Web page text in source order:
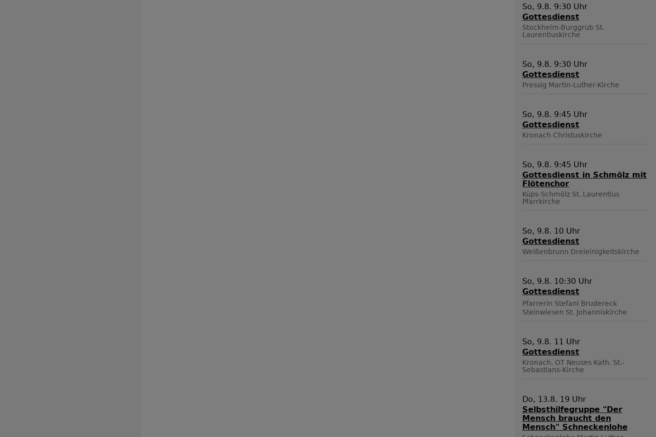
So, 9.8. 9:30 Uhr
Gottesdienst
Stockheim-Burggrub St.
Laurentiuskirche
So, 9.8. 9:30 Uhr
Gottesdienst
Pressig Martin-Luther-Kirche
So, 9.8. 9:45 Uhr
Gottesdienst
Kronach Christuskirche
So, 9.8. 9:45 Uhr
Gottesdienst in Schmölz mit
Flötenchor
Küps-Schmölz St. Laurentius
Pfarrkirche
So, 9.8. 10 Uhr
Gottesdienst
Weißenbrunn Dreieinigkeitskirche
So, 9.8. 10:30 Uhr
Gottesdienst
Pfarrerin Stefani Brudereck
Steinwiesen St. Johanniskirche
So, 9.8. 11 Uhr
Gottesdienst
Kronach, OT Neuses Kath. St.-
Sebastians-Kirche
Do, 13.8. 19 Uhr
Selbsthilfegruppe "Der
Mensch braucht den
Mensch" Schneckenlohe